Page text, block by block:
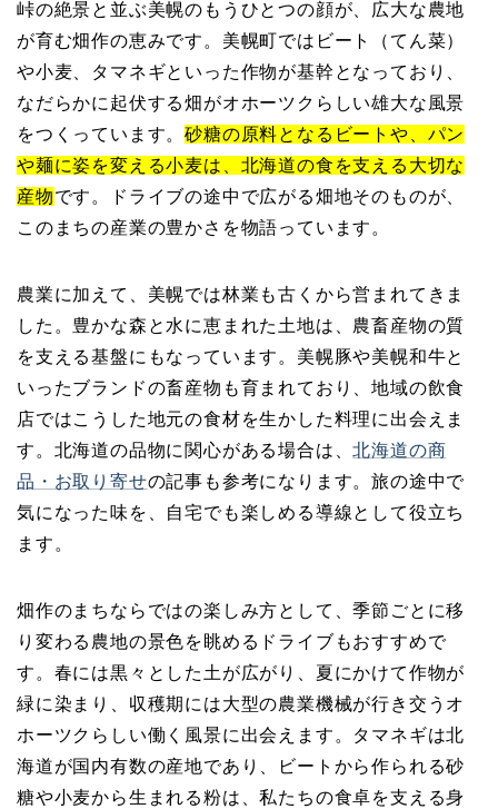
峠の絶景と並ぶ美幌のもうひとつの顔が、広大な農地
が育む畑作の恵みです。美幌町ではビート（てん菜）
や小麦、タマネギといった作物が基幹となっており、
なだらかに起伏する畑がオホーツクらしい雄大な風景
をつくっています。砂糖の原料となるビートや、パン
や麺に姿を変える小麦は、北海道の食を支える大切な
産物です。ドライブの途中で広がる畑地そのものが、
このまちの産業の豊かさを物語っています。
農業に加えて、美幌では林業も古くから営まれてきま
した。豊かな森と水に恵まれた土地は、農畜産物の質
を支える基盤にもなっています。美幌豚や美幌和牛と
いったブランドの畜産物も育まれており、地域の飲食
店ではこうした地元の食材を生かした料理に出会えま
す。北海道の品物に関心がある場合は、北海道の商
品・お取り寄せの記事も参考になります。旅の途中で
気になった味を、自宅でも楽しめる導線として役立ち
ます。
畑作のまちならではの楽しみ方として、季節ごとに移
り変わる農地の景色を眺めるドライブもおすすめで
す。春には黒々とした土が広がり、夏にかけて作物が
緑に染まり、収穫期には大型の農業機械が行き交うオ
ホーツクらしい働く風景に出会えます。タマネギは北
海道が国内有数の産地であり、ビートから作られる砂
糖や小麦から生まれる粉は、私たちの食卓を支える身